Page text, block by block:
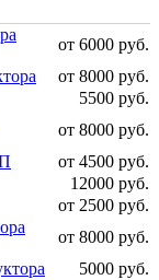
от 6000 руб.
от 8000 руб.
5500 руб.
от 8000 руб.
от 4500 руб.
12000 руб.
от 2500 руб.
от 8000 руб.
5000 руб.